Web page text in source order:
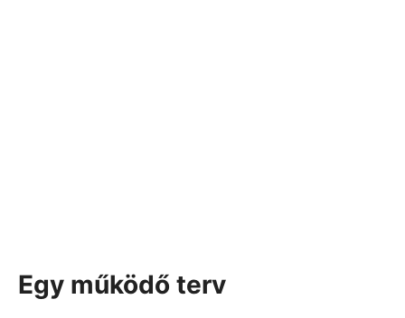
Egy működő terv